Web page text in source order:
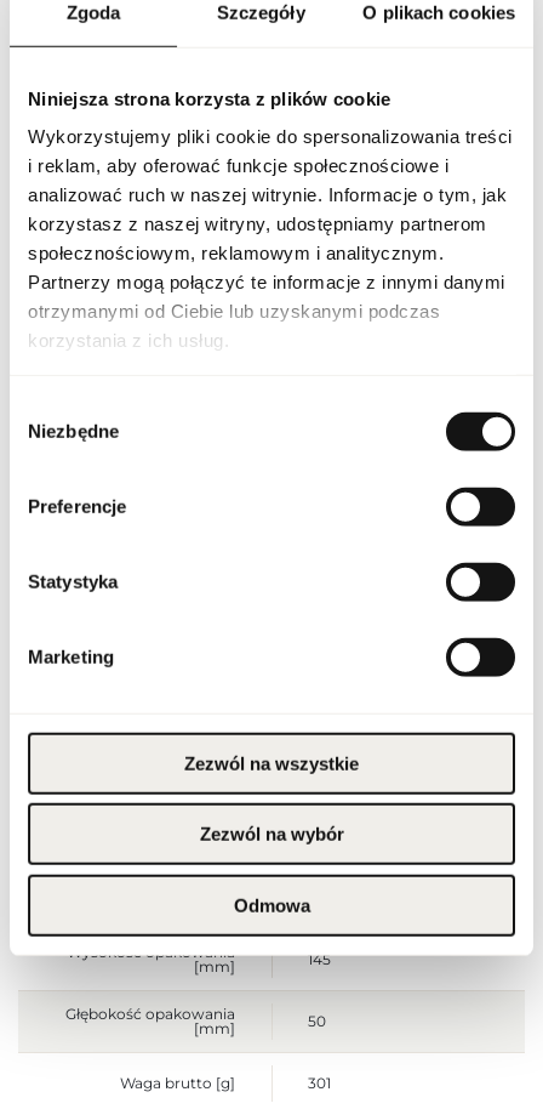
Zgoda Szczegóły O plikach cookies
Niniejsza strona korzysta z plików cookie
Wykorzystujemy pliki cookie do spersonalizowania treści
i reklam, aby oferować funkcje społecznościowe i
analizować ruch w naszej witrynie. Informacje o tym, jak
korzystasz z naszej witryny, udostępniamy partnerom
społecznościowym, reklamowym i analitycznym.
Partnerzy mogą połączyć te informacje z innymi danymi
otrzymanymi od Ciebie lub uzyskanymi podczas
korzystania z ich usług.
zgody
Niezbędne
Preferencje
Statystyka
Marketing
Zezwól na wszystkie
Zezwól na wybór
Odmowa
Intensywność zapachu została dobrana tak, aby utrzymywał się
wyraźny ślad. Doskonale sprawdzi się zarówno na co dzień, do
oraz wyjątkowe okazje, podkreślając styl i osobowość osoby,
jakość, wyrafinowany styl i niezapomniane doznania
olfaktoryczne.
PARAMETRY
MCM SIGN EDP 75 EU [1]
Stany Zjednoczone USA
Stan opakowania
Ostrzeżenia
Przechowywać poza
Przechowywać w
chłodnym miejscu. Nie
stosować na
podrażnioną lub
Wyłącznie do użytku
zewnętrznego.
[mm]
Wysokość opakowania
[mm]
145
Głębokość opakowania
[mm]
50
Waga brutto [g] 301